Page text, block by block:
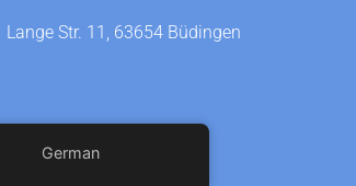
Lange Str. 11, 63654 Büdingen
German